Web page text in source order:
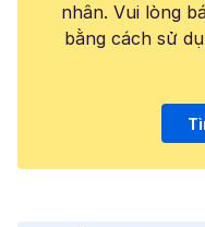
nhân. Vui lòng
bằng cách sử